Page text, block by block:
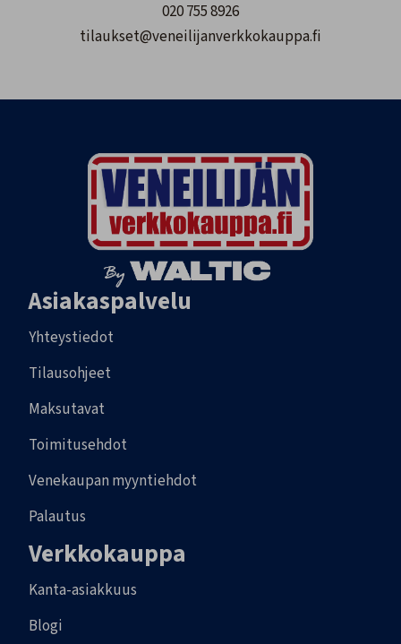
020 755 8926
tilaukset@veneilijanverkkokauppa.fi
Asiakaspalvelu
Yhteystiedot
Tilausohjeet
Maksutavat
Toimitusehdot
Venekaupan myyntiehdot
Palautus
Verkkokauppa
Kanta-asiakkuus
Blogi